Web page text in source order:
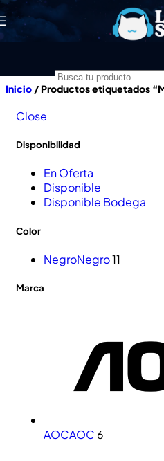
Skip to navigation Skip to
Inicio / Productos etiquetados
Close
Disponibilidad
En Oferta
Disponible
Disponible Bodega
Color
NegroNegro11
Marca
AOCAOC 6